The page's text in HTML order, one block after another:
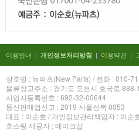
이용안내 | 개인정보처리방침 | 이용약관 |
상호명 : 뉴파츠(New Parts) / 전화 : 010-
물류창고주소 : 경기도 포천시 호국로
사업자등록번호 : 692-32-00644
통신판매업신고 : 2019 서울성북 0053
대표 : 이순호 / 개인정보관리책임자 : 이순
호스팅 제공자 : 메이크샵